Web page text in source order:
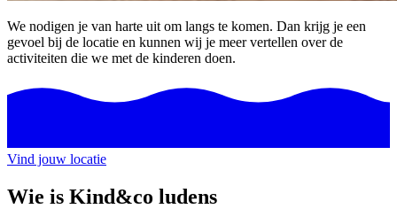
We nodigen je van harte uit om langs te komen. Dan krijg je een
gevoel bij de locatie en kunnen wij je meer vertellen over de
activiteiten die we met de kinderen doen.
Vind jouw locatie
Wie is Kind&co ludens